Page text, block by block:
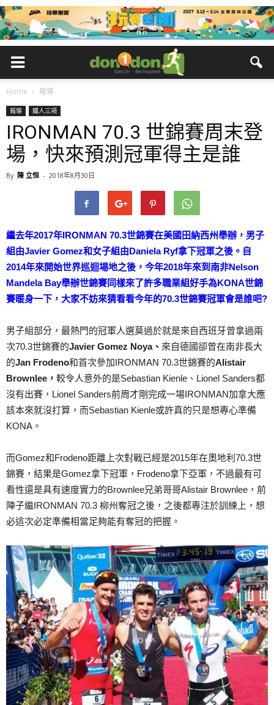
Home 報導
報導 鐵人三項
IRONMAN 70.3 世錦賽周末登
場，快來預測冠軍得主是誰
By 陳 立恒 - 2018年8月30日
繼去年2017年IRONMAN 70.3世錦賽在美國田納西州舉辦，男子
組由Javier Gomez和女子組由Daniela Ryf拿下冠軍之後。自
2014年來開始世界巡迴場地之後，今年2018年來到南非Nelson
Mandela Bay舉辦世錦賽同樣來了許多職業組好手為KONA世錦
賽暖身一下，大家不妨來猜看看今年的70.3世錦賽冠軍會是誰吧?
男子組部分，最熱門的冠軍人選莫過於就是來自西班牙曾拿過兩
次70.3世錦賽的Javier Gomez Noya、 來自德國卻曾在南非長大
的Jan Frodeno和首次參加IRONMAN 70.3世錦賽的Alistair
Brownlee ， 較令人意外的是Sebastian Kienle、Lionel Sanders都
沒有出賽，Lionel Sanders前周才剛完成一場IRONMAN加拿大應
該本來就沒打算，而Sebastian Kienle或許真的只是想專心準備
KONA。
而Gomez和Frodeno距離上次對戰已經是2015年在奧地利70.3世
錦賽，結果是Gomez拿下冠軍，Frodeno拿下亞軍，不過最有可
看性還是具有速度實力的Brownlee兄弟哥哥Alistair Brownlee，前
陣子繼IRONMAN 70.3 柳州奪冠之後，之後都專注於訓練上，想
必這次必定準備相當足夠能有奪冠的把握。